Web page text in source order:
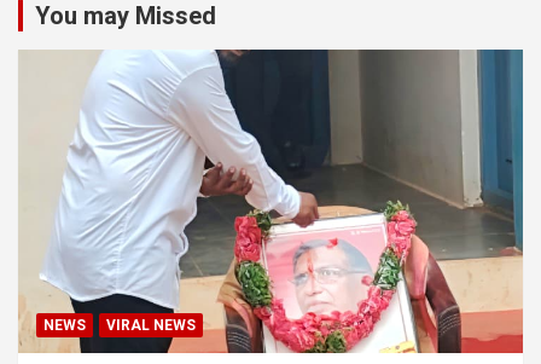
You may Missed
NEWS VIRAL NEWS